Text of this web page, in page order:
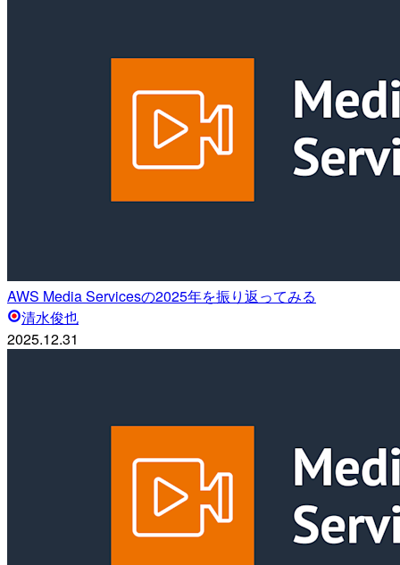
AWS Media Servicesの2025年を振り返ってみる
清水俊也
2025.12.31